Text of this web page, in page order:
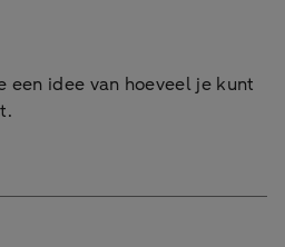
een idee van hoeveel je kunt